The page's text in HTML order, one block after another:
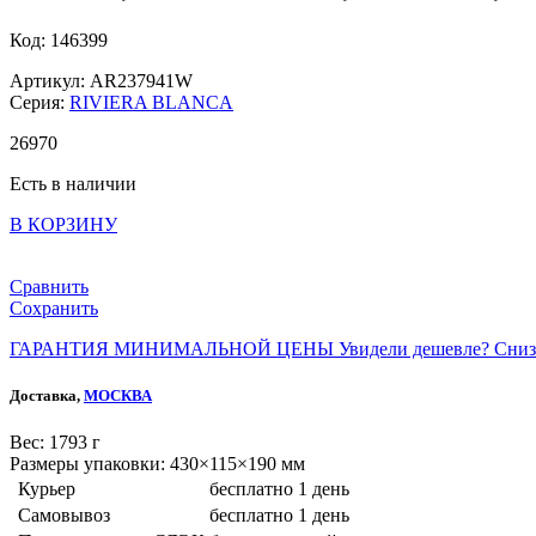
Код: 146399
Артикул: AR237941W
Серия: RIVIERA BLANCA
26970
Есть в наличии
В КОРЗИНУ
Сравнить
Сохранить
ГАРАНТИЯ МИНИМАЛЬНОЙ ЦЕНЫ Увидели дешевле?
Доставка, МОСКВА
Веc: 1793 г
Размеры упаковки: 430×115×190 мм
Курьер
бесплатно 1 день
Самовывоз
бесплатно 1 день